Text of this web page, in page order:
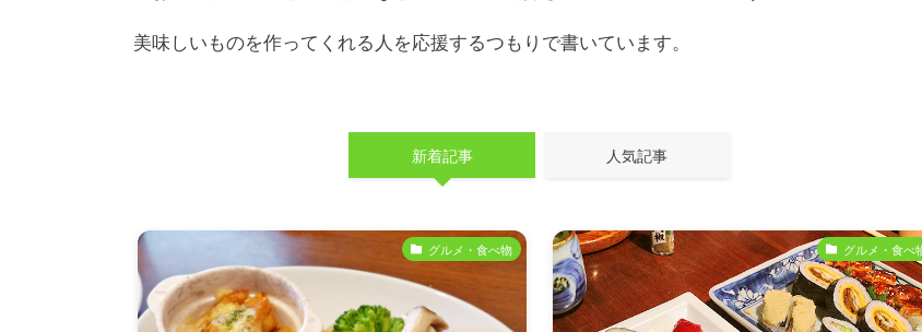
美味しいものを作ってくれる人を応援するつもりで書いています。
新着記事 人気記事
グルメ・食べ物 グルメ・食べ